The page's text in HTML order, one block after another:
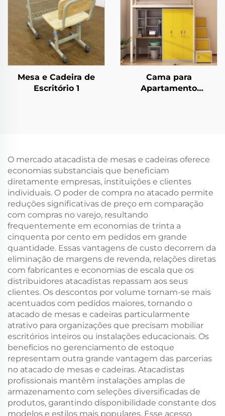
Mesa e Cadeira de
Escritório 1
Cama para
Apartamento
O mercado atacadista de mesas e cadeiras oferece
economias substanciais que beneficiam
diretamente empresas, instituições e clientes
individuais. O poder de compra no atacado permite
reduções significativas de preço em comparação
com compras no varejo, resultando
frequentemente em economias de trinta a
cinquenta por cento em pedidos em grande
quantidade. Essas vantagens de custo decorrem da
eliminação de margens de revenda, relações diretas
com fabricantes e economias de escala que os
distribuidores atacadistas repassam aos seus
clientes. Os descontos por volume tornam-se mais
acentuados com pedidos maiores, tornando o
atacado de mesas e cadeiras particularmente
atrativo para organizações que precisam mobiliar
escritórios inteiros ou instalações educacionais. Os
benefícios no gerenciamento de estoque
representam outra grande vantagem das parcerias
no atacado de mesas e cadeiras. Atacadistas
profissionais mantêm instalações amplas de
armazenamento com seleções diversificadas de
produtos, garantindo disponibilidade constante dos
modelos e estilos mais populares. Esse acesso